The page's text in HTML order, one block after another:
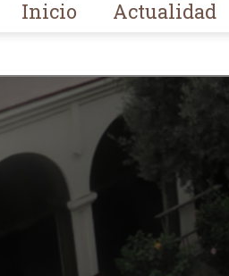
Inicio Actualidad